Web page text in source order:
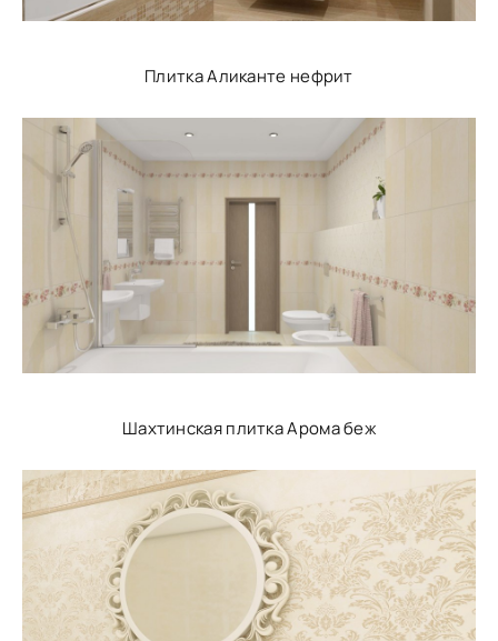
Плитка Аликанте нефрит
Шахтинская плитка Арома беж